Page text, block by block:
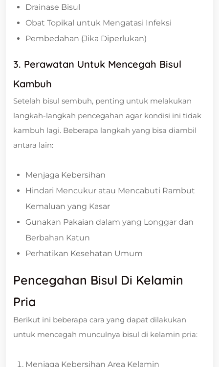
Drainase Bisul
Obat Topikal untuk Mengatasi Infeksi
Pembedahan (Jika Diperlukan)
3. Perawatan Untuk Mencegah Bisul
Kambuh
Setelah bisul sembuh, penting untuk melakukan
langkah-langkah pencegahan agar kondisi ini tidak
kambuh lagi. Beberapa langkah yang bisa diambil
antara lain:
Menjaga Kebersihan
Hindari Mencukur atau Mencabuti Rambut
Kemaluan yang Kasar
Gunakan Pakaian dalam yang Longgar dan
Berbahan Katun
Perhatikan Kesehatan Umum
Pencegahan Bisul Di Kelamin
Pria
Berikut ini beberapa cara yang dapat dilakukan
untuk mencegah munculnya bisul di kelamin pria:
Menjaga Kebersihan Area Kelamin